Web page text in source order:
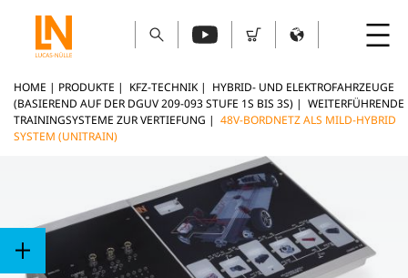
HOME | PRODUKTE | KFZ-TECHNIK | HYBRID- UND ELEKTROFAHRZEUGE
(BASIEREND AUF DER DGUV 209-093 STUFE 1S BIS 3S) | WEITERFÜHRENDE
TRAININGSYSTEME ZUR VERTIEFUNG | 48V-BORDNETZ ALS MILD-HYBRID
SYSTEM (UNITRAIN)